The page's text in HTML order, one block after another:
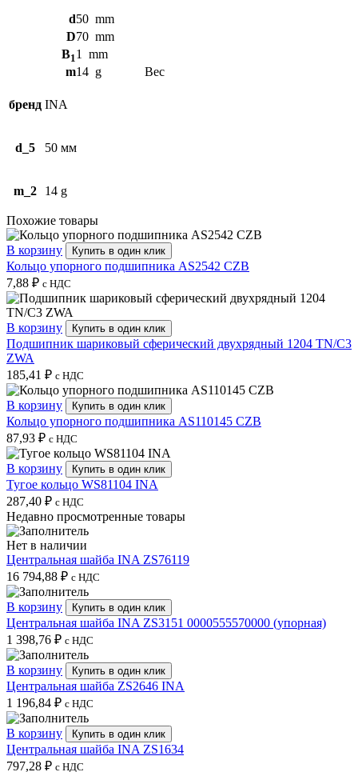
d50 mm
D70 mm
B11
mm
m14 g Вес
бренд INA
d_5 50 мм
m_2 14 g
Похожие товары
В корзину Купить в один клик
Кольцо упорного подшипника AS2542 CZB
7,88 ₽ с НДС
В корзину Купить в один клик
Подшипник шариковый сферический двухрядный 1204 TN/C3
ZWA
185,41 ₽ с НДС
В корзину Купить в один клик
Кольцо упорного подшипника AS110145 CZB
87,93 ₽ с НДС
В корзину Купить в один клик
Тугое кольцо WS81104 INA
287,40 ₽ с НДС
Недавно просмотренные товары
Нет в наличии
Центральная шайба INA ZS76119
16 794,88 ₽ с НДС
В корзину Купить в один клик
Центральная шайба INA ZS3151 0000555570000 (упорная)
1 398,76 ₽ с НДС
В корзину Купить в один клик
Центральная шайба ZS2646 INA
1 196,84 ₽ с НДС
В корзину Купить в один клик
Центральная шайба INA ZS1634
797,28 ₽ с НДС